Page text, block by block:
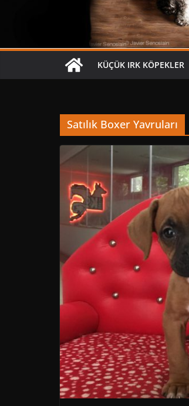
KÜÇÜK IRK KÖPEKLER
Satılık Boxer Yavruları